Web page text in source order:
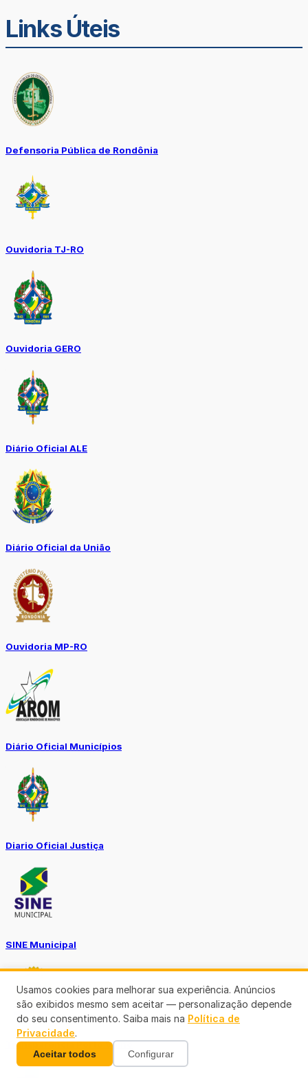
Links Úteis
Defensoria Pública de Rondônia
Ouvidoria TJ-RO
Ouvidoria GERO
Diário Oficial ALE
Diário Oficial da União
Ouvidoria MP-RO
Diário Oficial Municípios
Diario Oficial Justiça
SINE Municipal
Transparência Porto Velho
Usamos cookies para melhorar sua experiência. Anúncios
são exibidos mesmo sem aceitar — personalização depende
do seu consentimento. Saiba mais na Política de
Privacidade.
Aceitar todos Configurar